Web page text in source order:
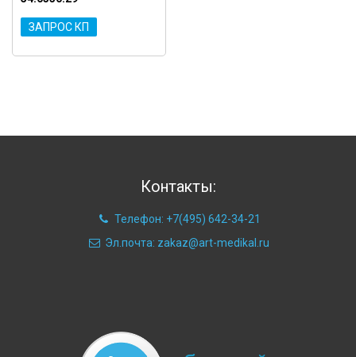
ЗАПРОС КП
Контакты:
Телефон: +7(495) 642-34-21
Эл.почта: zakaz@art-medikal.ru